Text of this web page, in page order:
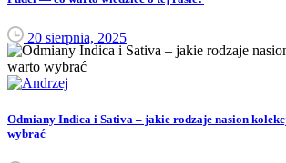
20 sierpnia, 2025
Odmiany Indica i Sativa – jakie rodzaje nasion
wybrać